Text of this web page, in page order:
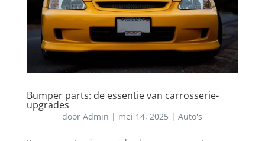
Bumper parts: de essentie van carrosserie-
upgrades
doorAdmin | mei 14, 2025 |Auto's